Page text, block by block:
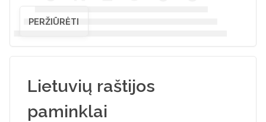
PERŽIŪRĖTI
Lietuvių raštijos
paminklai